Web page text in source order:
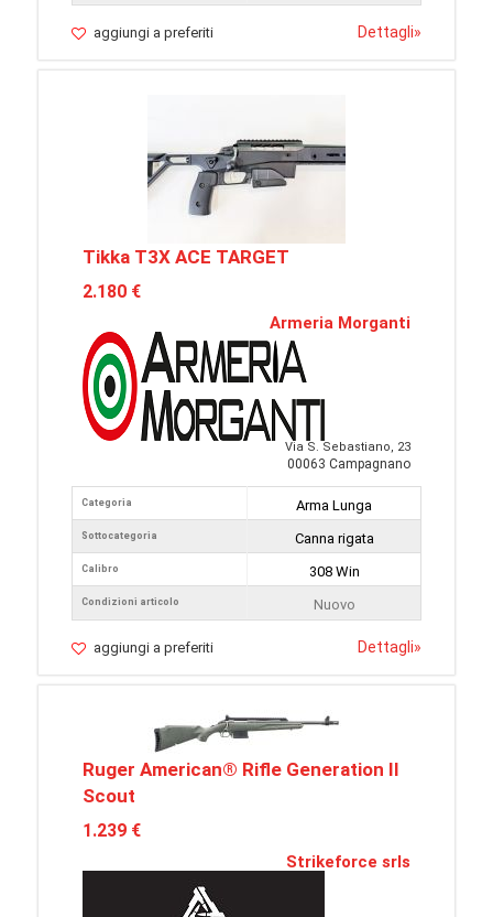
aggiungi a preferiti Dettagli»
Tikka T3X ACE TARGET
2.180 €
Armeria Morganti
Via S. Sebastiano, 23
00063 Campagnano
Categoria
Sottocategoria
Calibro
Condizioni articolo
Arma Lunga
Canna rigata
308 Win
Nuovo
aggiungi a preferiti Dettagli»
Ruger American® Rifle Generation II
Scout
1.239 €
Strikeforce srls